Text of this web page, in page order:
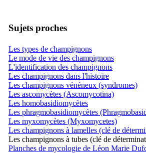
Sujets proches
Les types de champignons
Le mode de vie des champignons
L'identification des champignons
Les champignons dans l'histoire
Les champignons vénéneux (syndromes)
Les ascomycètes (Ascomycotina)
Les homobasidiomycètes
Les phragmobasidiomycètes
Les myxomycètes (Myxomycetes)
Les champignons à lamelles (clé de
Les champignons à tubes (clé de
Planches de mycologie de Léon Marie